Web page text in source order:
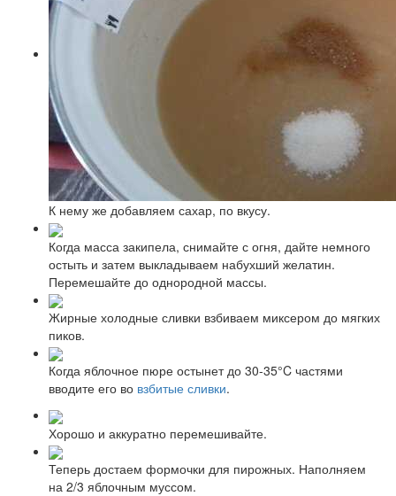
К нему же добавляем сахар, по вкусу.
Когда масса закипела, снимайте с огня, дайте немного
остыть и затем выкладываем набухший желатин.
Перемешайте до однородной массы.
Жирные холодные сливки взбиваем миксером до мягких
пиков.
Когда яблочное пюре остынет до 30-35°C частями
вводите его во взбитые сливки.
Хорошо и аккуратно перемешивайте.
Теперь достаем формочки для пирожных. Наполняем
на 2/3 яблочным муссом.